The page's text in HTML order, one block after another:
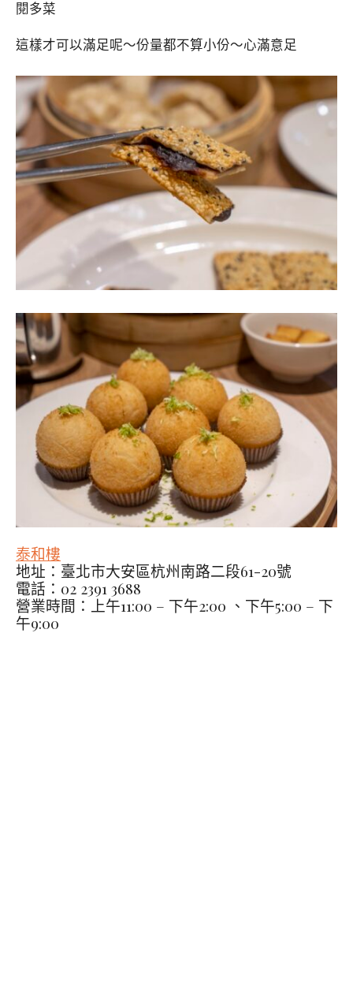
閱多菜
這樣才可以滿足呢～份量都不算小份～心滿意足
泰和樓
地址：臺北市大安區杭州南路二段61-20號
電話：02 2391 3688
營業時間：上午11:00 – 下午2:00 、下午5:00 – 下
午9:00